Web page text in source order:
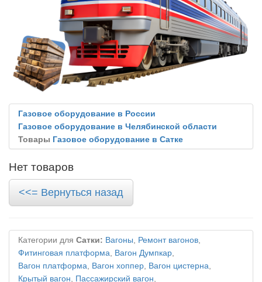
Газовое оборудование в России
Газовое оборудование в Челябинской области
Товары Газовое оборудование в Сатке
Нет товаров
<<= Вернуться назад
Категории для Сатки: Вагоны, Ремонт вагонов,
Фитинговая платформа, Вагон Думпкар,
Вагон платформа, Вагон хоппер, Вагон цистерна,
Крытый вагон, Пассажирский вагон,